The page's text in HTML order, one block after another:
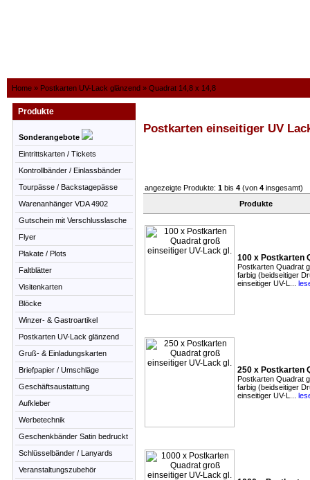
Home » Postkarten UV-Lack glänzend » Quadrat 14,8 x 14,8
Produkte
Sonderangebote
Eintrittskarten / Tickets
Kontrollbänder / Einlassbänder
Tourpässe / Backstagepässe
Warenanhänger VDA 4902
Gutschein mit Verschlusslasche
Flyer
Plakate / Plots
Faltblätter
Visitenkarten
Blöcke
Winzer- & Gastroartikel
Postkarten UV-Lack glänzend
Gruß- & Einladungskarten
Briefpapier / Umschläge
Geschäftsaustattung
Aufkleber
Werbetechnik
Geschenkbänder Satin bedruckt
Schlüsselbänder / Lanyards
Veranstaltungszubehör
Postkarten einseitiger UV
angezeigte Produkte: 1 bis 4 (von 4 insgesamt)
Produkte
100 x Postkarten
Postkarten Quadrat
farbig (beidseitiger
einseitiger UV-L...
250 x Postkarten
Postkarten Quadrat
farbig (beidseitiger
einseitiger UV-L...